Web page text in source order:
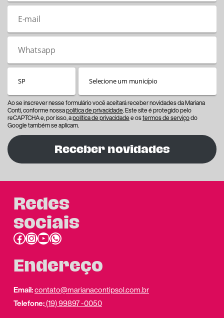
Ao se inscrever nesse formulário você aceitará receber novidades da Mariana
Conti, conforme nossapolítica de privacidade. Este site é protegido pelo
reCAPTCHA e, por isso, apolítica de privacidadee ostermos de serviçodo
Google também se aplicam.
Receber novidades
Redes
sociais
Facebook InstagramYoutube link do whatsapp
Endereço
Email:contato@marianacontipsol.com.br
Telefone:(19) 99897 -0050